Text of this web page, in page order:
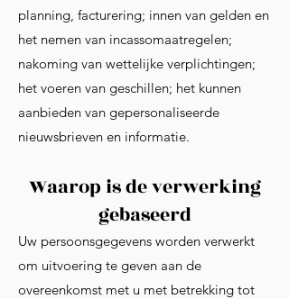
planning, facturering; innen van gelden en
het nemen van incassomaatregelen;
nakoming van wettelijke verplichtingen;
het voeren van geschillen; het kunnen
aanbieden van gepersonaliseerde
nieuwsbrieven en informatie.
Waarop is de verwerking
gebaseerd
Uw persoonsgegevens worden verwerkt
om uitvoering te geven aan de
overeenkomst met u met betrekking tot